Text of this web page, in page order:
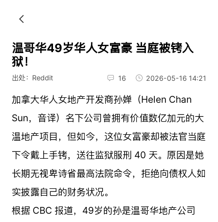
温哥华49岁华人女富豪 当庭被铐入
狱！
出处：Reddit 16 2026-05-16 14:21
加拿大华人女地产开发商孙婵（Helen Chan
Sun，音译）名下公司曾拥有价值数亿加元的大
温地产项目，但如今，这位女富豪却被法官当庭
下令戴上手铐，送往监狱服刑 40 天。原因是她
长期无视卑诗省最高法院命令，拒绝向债权人如
实披露自己的财务状况。
根据 CBC 报道，49岁的孙是温哥华地产公司